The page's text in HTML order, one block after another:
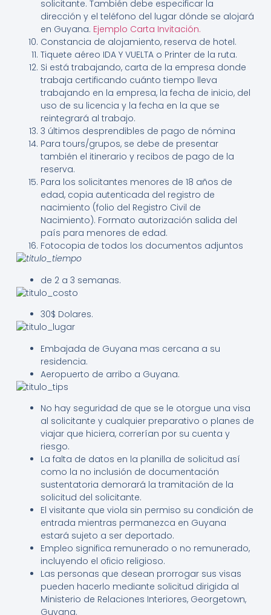
solicitante. También debe especificar la
dirección y el teléfono del lugar dónde se alojará
en Guyana. Ejemplo Carta Invitación.
Constancia de alojamiento, reserva de hotel.
Tiquete aéreo IDA Y VUELTA o Printer de la ruta.
Si está trabajando, carta de la empresa donde
trabaja certificando cuánto tiempo lleva
trabajando en la empresa, la fecha de inicio, del
uso de su licencia y la fecha en la que se
reintegrará al trabajo.
3 últimos desprendibles de pago de nómina
Para tours/grupos, se debe de presentar
también el itinerario y recibos de pago de la
reserva.
Para los solicitantes menores de 18 años de
edad, copia autenticada del registro de
nacimiento (folio del Registro Civil de
Nacimiento). Formato autorización salida del
país para menores de edad.
Fotocopia de todos los documentos adjuntos
de 2 a 3 semanas.
30$ Dolares.
Embajada de Guyana mas cercana a su
residencia.
Aeropuerto de arribo a Guyana.
No hay seguridad de que se le otorgue una visa
al solicitante y cualquier preparativo o planes de
viajar que hiciera, correrían por su cuenta y
riesgo.
La falta de datos en la planilla de solicitud así
como la no inclusión de documentación
sustentatoria demorará la tramitación de la
solicitud del solicitante.
El visitante que viola sin permiso su condición de
entrada mientras permanezca en Guyana
estará sujeto a ser deportado.
Empleo significa remunerado o no remunerado,
incluyendo el oficio religioso.
Las personas que desean prorrogar sus visas
pueden hacerlo mediante solicitud dirigida al
Ministerio de Relaciones Interiores, Georgetown,
Guyana.